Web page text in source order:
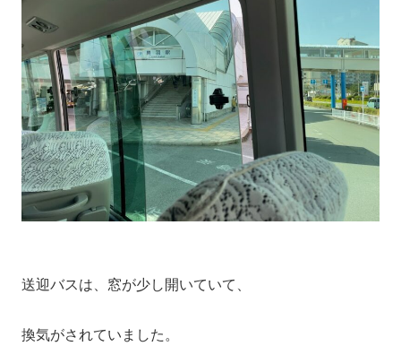
送迎バスは、窓が少し開いていて、
換気がされていました。